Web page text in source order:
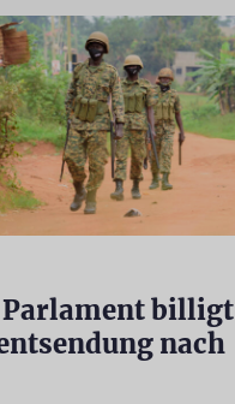
Parlament billigt
nach